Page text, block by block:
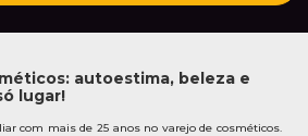
autoestima, beleza e
lugar!
com mais de 25 anos no varejo de cosméticos.